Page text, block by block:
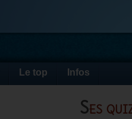
Le top Infos
Ses